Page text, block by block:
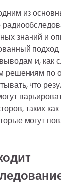
из
знаний и
подход
и, как
по
что
таких
могут